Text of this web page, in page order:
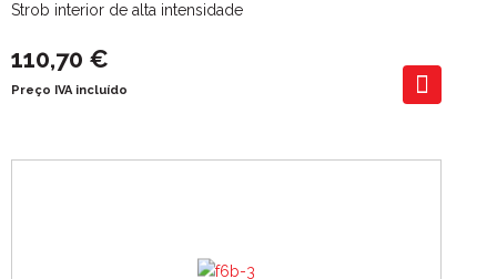
Strob interior de alta intensidade
110,70 €
Preço IVA incluído